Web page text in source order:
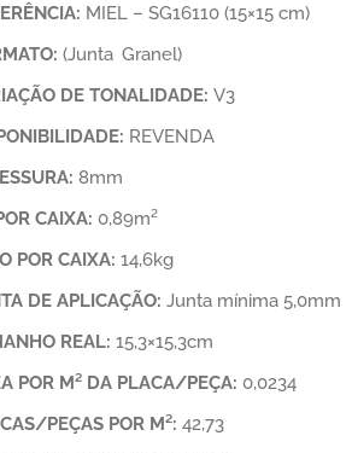
MIEL – SG16110 (15×15 cm)
(Junta Granel)
DE TONALIDADE: V3
REVENDA
8mm
CAIXA: 0,89m²
POR CAIXA: 14,6kg
DE APLICAÇÃO: Junta mínima 5,0mm
REAL: 15,3×15,3cm
POR M² DA PLACA/PEÇA: 0,0234
PEÇAS POR M²: 42,73